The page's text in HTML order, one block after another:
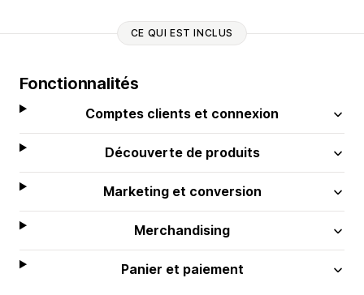
CE QUI EST INCLUS
Fonctionnalités
Comptes clients et connexion
Découverte de produits
Marketing et conversion
Merchandising
Panier et paiement